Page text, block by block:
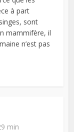
à part
sont
mammifère, il
n’est pas
min